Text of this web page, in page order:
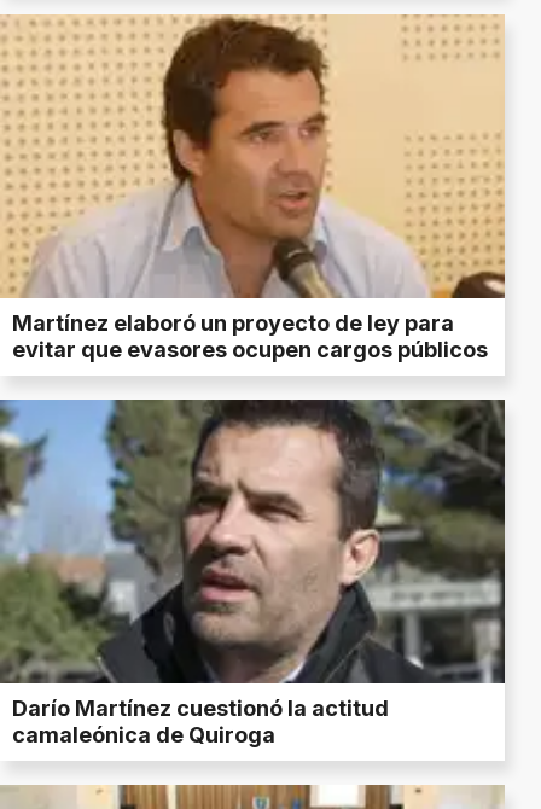
Martínez elaboró un proyecto de ley para
evitar que evasores ocupen cargos públicos
Darío Martínez cuestionó la actitud
camaleónica de Quiroga